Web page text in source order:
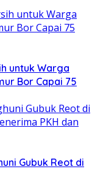
untuk Warga
Bor Capai 75
Gubuk Reot di